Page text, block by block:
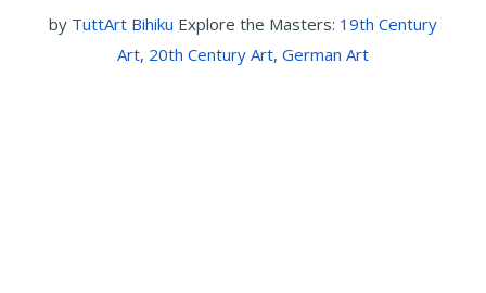
by TuttArt Bihiku Explore the Masters: 19th Century
Art, 20th Century Art, German Art